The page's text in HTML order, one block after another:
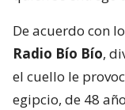
De acuerdo con
Radio Bío Bío,
el cuello le
egipcio, de 48